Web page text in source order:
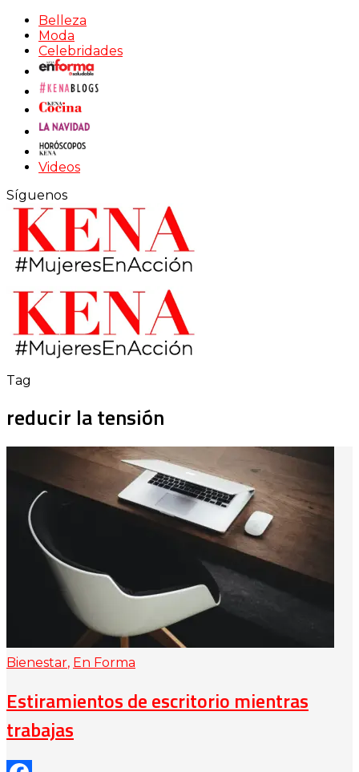
Belleza
Moda
Celebridades
Videos
Síguenos
Tag
reducir la tensión
Bienestar, En Forma
Estiramientos de escritorio mientras
trabajas